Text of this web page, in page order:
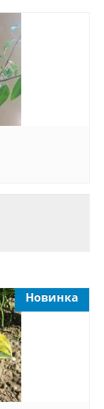
Новинка